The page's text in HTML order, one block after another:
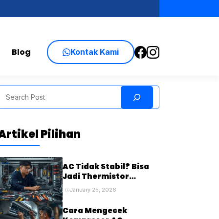
Blog Kontak Kami
Pilihan
AC Tidak Stabil? Bisa
Jadi Thermistor
Bermasalah
January 25, 2026
Cara Mengecek